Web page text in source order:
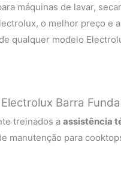
máquinas de lavar,
o melhor preço e
qualquer modelo
Barra Funda
treinados aassistência
manutenção para